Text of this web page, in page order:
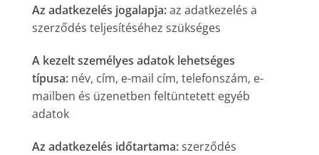
Az adatkezelés jogalapja:az adatkezelés a
szerződés teljesítéséhez szükséges
A kezelt személyes adatok lehetséges
típusa: név, cím, e-mail cím, telefonszám, e-
mailben és üzenetben feltüntetett egyéb
adatok
Az adatkezelés időtartama:szerződés